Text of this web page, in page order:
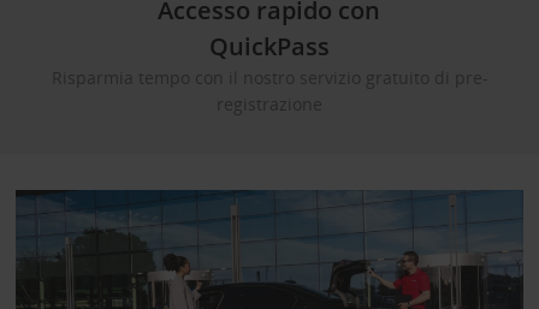
Accesso rapido con
QuickPass
Risparmia tempo con il nostro servizio gratuito di pre-
registrazione